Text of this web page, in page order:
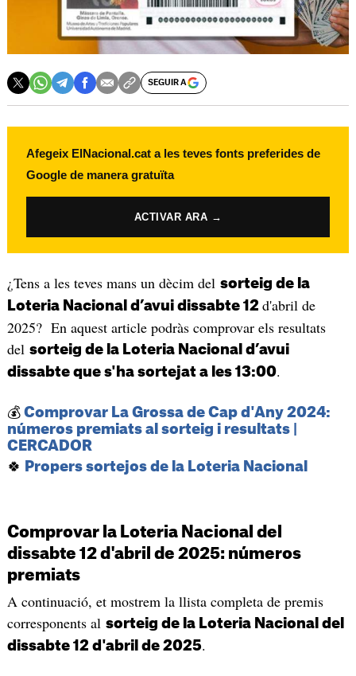
SEGUIR A
Afegeix ElNacional.cat a les teves fonts preferides de
Google de manera gratuïta
ACTIVAR ARA →
¿Tens a les teves mans un dècim del sorteig de la
Loteria Nacional d’avui dissabte 12 d'abril de
2025? En aquest article podràs comprovar els resultats
del sorteig de la Loteria Nacional d’avui
dissabte que s'ha sortejat a les 13:00.
💰 Comprovar La Grossa de Cap d'Any 2024:
números premiats al sorteig i resultats |
CERCADOR
🍀
Propers sortejos de la Loteria Nacional
Comprovar la Loteria Nacional del
dissabte 12 d'abril de 2025: números
premiats
A continuació, et mostrem la llista completa de premis
corresponents al sorteig de la Loteria Nacional del
dissabte 12 d'abril de 2025.